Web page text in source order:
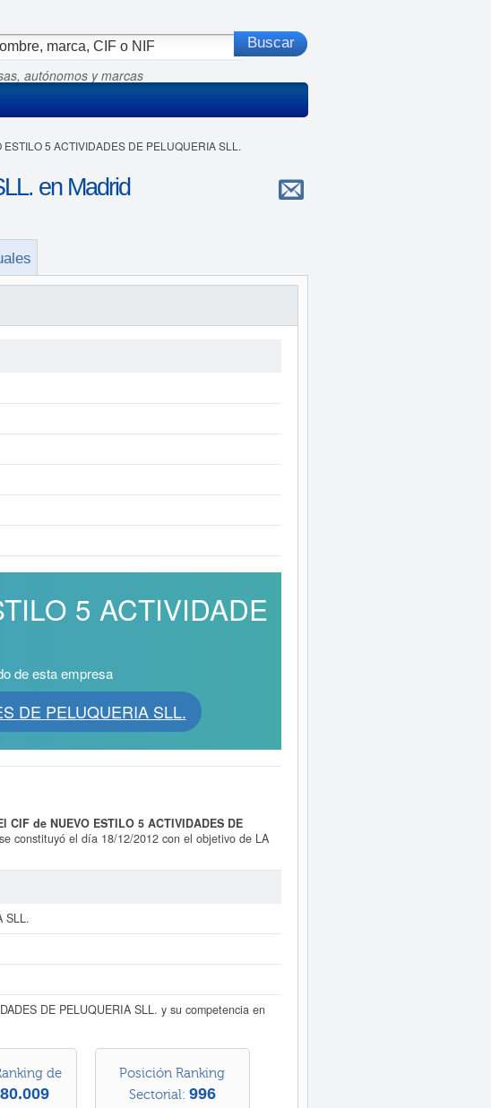
autónomos y marcas
5 ACTIVIDADES DE PELUQUERIA SLL.
en Madrid
5 ACTIVIDADE
de esta empresa
DE PELUQUERIA SLL.
CIF de NUEVO ESTILO 5 ACTIVIDADES DE
se constituyó el día 18/12/2012 con el objetivo de LA
es 9621 - Peluquerías y barberías. El número
número total de empleados que componen esta
y el BORME ha publicado hasta ahora 2 actos.
SLL. puede
resultados de sus años de actividad, así como los
el 04/07/2026.
SLL.
DE PELUQUERIA SLL. y su competencia en
de
80.009
Posición Ranking
Sectorial: 996